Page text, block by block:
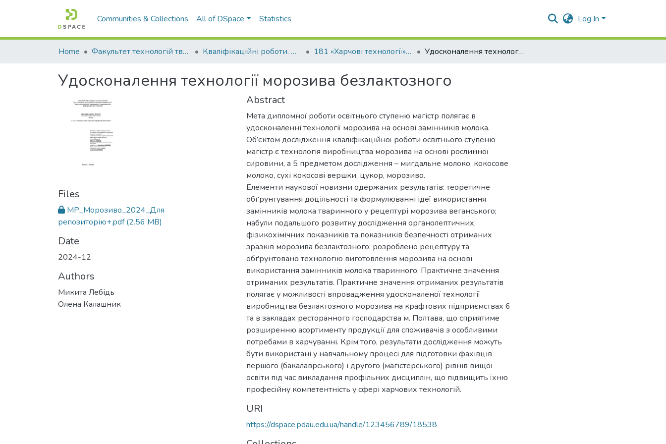
Communities & Collections All of DSpace Statistics Log In
Home Факультет технологій тваринництва та продовольства Кваліфікаційні роботи. Факультет технологій тваринництва та продовольства 181 «Харчові технології» - Магістри 2024-2025 Удосконалення технології морозива безлактозного
Удосконалення технології морозива безлактозного
Files
МР_Морозиво_2024_Для
репозиторію+.pdf(2.56 MB)
Date
2024-12
Authors
Микита Лебідь
Олена Калашник
Abstract
Мета дипломної роботи освітнього ступеню магістр полягає в
удосконаленні технології морозива на основі замінників молока.
Об’єктом дослідження кваліфікаційної роботи освітнього ступеню
магістр є технологія виробництва морозива на основі рослинної
сировини, а 5 предметом дослідження – мигдальне молоко, кокосове
молоко, сухі кокосові вершки, цукор, морозиво.
Елементи наукової новизни одержаних результатів: теоретичне
обґрунтування доцільності та формулюванні ідеї використання
замінників молока тваринного у рецептурі морозива веганського;
набули подальшого розвитку дослідження органолептичних,
фізикохімічних показників та показників безпечності отриманих
зразків морозива безлактозного; розроблено рецептуру та
обґрунтовано технологію виготовлення морозива на основі
використання замінників молока тваринного. Практичне значення
отриманих результатів. Практичне значення отриманих результатів
полягає у можливості впровадження удосконаленої технології
виробництва безлактозного морозива на крафтових підприємствах 6
та в закладах ресторанного господарства м. Полтава, що сприятиме
розширенню асортименту продукції для споживачів з особливими
потребами в харчуванні. Крім того, результати дослідження можуть
бути використані у навчальному процесі для підготовки фахівців
першого (бакалаврського) і другого (магістерського) рівнів вищої
освіти під час викладання профільних дисциплін, що підвищить їхню
професійну компетентність у сфері харчових технологій.
URI
https://dspace.pdau.edu.ua/handle/123456789/18538